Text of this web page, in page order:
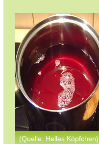
(Quelle: Helles Köpfchen)